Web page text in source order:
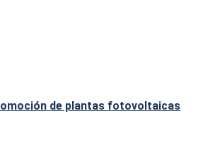
de plantas fotovoltaicas